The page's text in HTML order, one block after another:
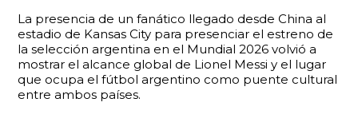
La presencia de un fanático llegado desde China al
estadio de Kansas City para presenciar el estreno de
la selección argentina en el Mundial 2026 volvió a
mostrar el alcance global de Lionel Messi y el lugar
que ocupa el fútbol argentino como puente cultural
entre ambos países.